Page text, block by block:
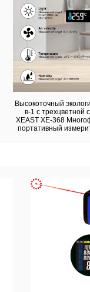
Высокоточный
в-1 с трехцветной
XEAST XE-368
портативный